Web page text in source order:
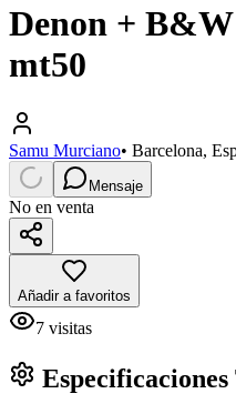
Denon +
mt50
Samu Murciano• Barcelona,
Mensaje
No en venta
Añadir a favoritos
7 visitas
Especificaciones